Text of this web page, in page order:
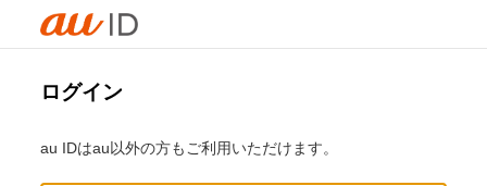
ログイン
au IDはau以外の方もご利用いただけます。